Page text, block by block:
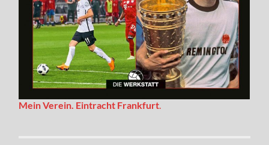
Mein Verein. Eintracht Frankfurt.